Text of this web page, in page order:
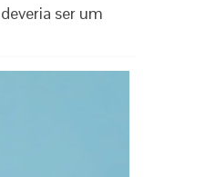
ser um